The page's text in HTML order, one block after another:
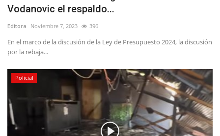
Vodanovic el respaldo...
Editora Noviembre 7, 2023 396
En el marco de la discusión de la Ley de Presupuesto 2024, la discusión
por la rebaja...
Policial